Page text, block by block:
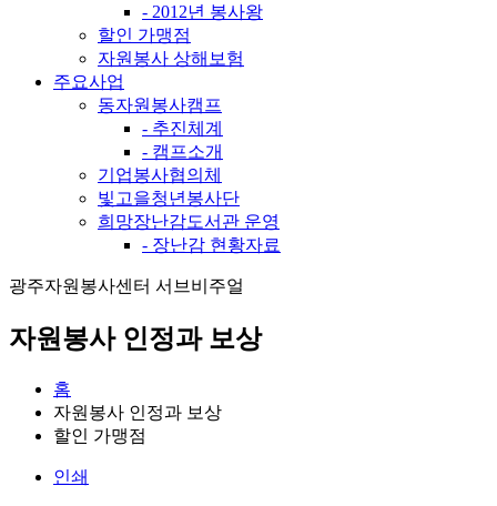
- 2012년 봉사왕
할인 가맹점
자원봉사 상해보험
주요사업
동자원봉사캠프
- 추진체계
- 캠프소개
기업봉사협의체
빛고을청년봉사단
희망장난감도서관 운영
- 장난감 현황자료
광주자원봉사센터 서브비주얼
자원봉사 인정과 보상
홈
자원봉사 인정과 보상
할인 가맹점
인쇄